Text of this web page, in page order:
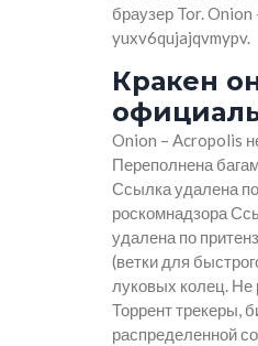
браузер Tor. Onion
yuxv6qujajqvmypv.
Кракен
Onion – Acropolis
Переполнена
Ссылка удалена
роскомнадзора
удалена по
(ветки для
луковых колец. Не
Торрент трекеры,
распределенной